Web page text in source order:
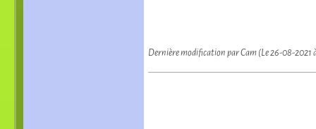
Dernière modification par Cam (Le 26-08-2021